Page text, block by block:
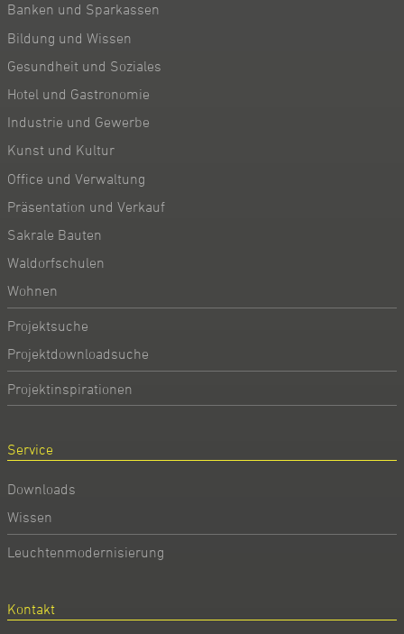
Banken und Sparkassen
Bildung und Wissen
Gesundheit und Soziales
Hotel und Gastronomie
Industrie und Gewerbe
Kunst und Kultur
Office und Verwaltung
Präsentation und Verkauf
Sakrale Bauten
Waldorfschulen
Wohnen
Projektsuche
Projektdownloadsuche
Projektinspirationen
Service
Downloads
Wissen
Leuchtenmodernisierung
Kontakt